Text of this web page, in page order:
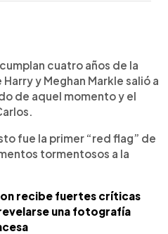
cuatro años de la
y Meghan Markle salió a
de aquel momento y el
fue la primer “red flag” de
tormentosos a la
recibe fuertes críticas
una fotografía